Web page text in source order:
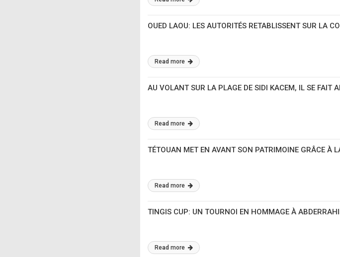
OUED LAOU: LES AUTORITÉS RETABLISSENT SUR LA
Read more
AU VOLANT SUR LA PLAGE DE SIDI KACEM, IL SE FAIT
Read more
TÉTOUAN MET EN AVANT SON PATRIMOINE GRÂCE À
Read more
TINGIS CUP: UN TOURNOI EN HOMMAGE À
Read more